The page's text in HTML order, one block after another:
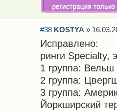
#38 KOSTYA »
Исправлено:
ринги Specialty,
1 группа: Вельш
2 группа:
3 группа:
Йоркширский